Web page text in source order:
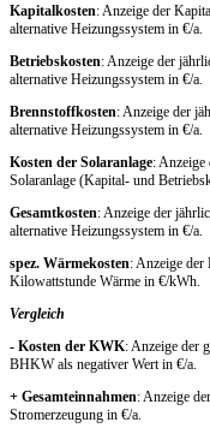
Kapitalkosten: Anzeige der
alternative Heizungssystem in €/a.
Betriebskosten: Anzeige der
alternative Heizungssystem in €/a.
Brennstoffkosten: Anzeige der
alternative Heizungssystem in €/a.
Kosten der Solaranlage:
Solaranlage (Kapital- und
Gesamtkosten: Anzeige der
alternative Heizungssystem in €/a.
spez. Wärmekosten: Anzeige der
Kilowattstunde Wärme in €/kWh.
Vergleich
- Kosten der KWK: Anzeige der
BHKW als negativer Wert in €/a.
+ Gesamteinnahmen: Anzeige
Stromerzeugung in €/a.